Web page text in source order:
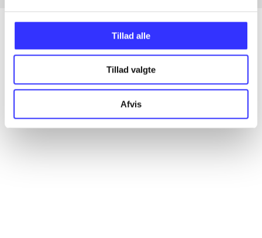
Tillad alle
Tillad valgte
Afvis
Alle registrerede artikler fordelt på udgivelser